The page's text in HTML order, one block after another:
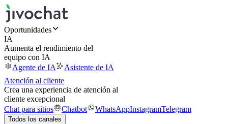
Oportunidades
IA
Aumenta el rendimiento del
equipo con IA
Agente de IA
Asistente de IA
Atención al cliente
Crea una experiencia de atención al
cliente excepcional
Chat para sitios
Chatbot WhatsAppInstagramTelegram
Todos los canales